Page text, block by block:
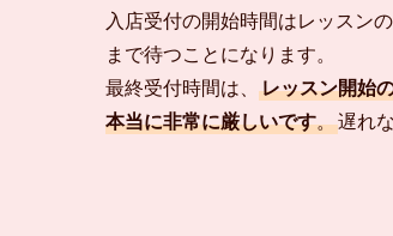
入店受付の開始時間はレッスン
まで待つことになります。
最終受付時間は、
レッスン開始
本当に非常に厳しいです。遅れ